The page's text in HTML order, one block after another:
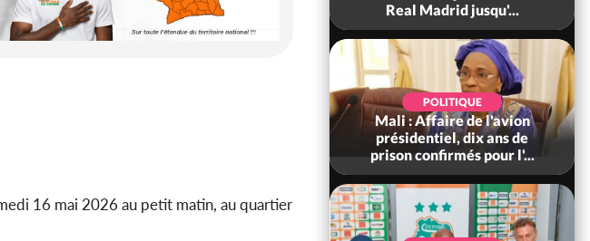
16 mai 2026 au petit matin, au quartier
le SYNARFA-CI co...
Real Madrid jusqu'...
POLITIQUE
Mali : Affaire de l'avion
présidentiel, dix ans de
prison confirmés pour l'...